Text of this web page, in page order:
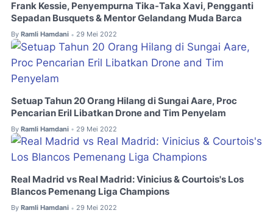
Frank Kessie, Penyempurna Tika-Taka Xavi, Pengganti
Sepadan Busquets & Mentor Gelandang Muda Barca
By Ramli Hamdani • 29 Mei 2022
Setuap Tahun 20 Orang Hilang di Sungai Aare, Proc
Pencarian Eril Libatkan Drone and Tim Penyelam
By Ramli Hamdani • 29 Mei 2022
Real Madrid vs Real Madrid: Vinicius & Courtois's Los
Blancos Pemenang Liga Champions
By Ramli Hamdani • 29 Mei 2022